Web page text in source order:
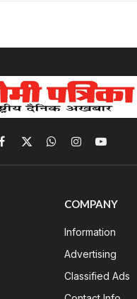
Facebook
X
(Twitter)
WhatsApp
InstagramYouTube
COMPANY
Information
Advertising
Classified Ads